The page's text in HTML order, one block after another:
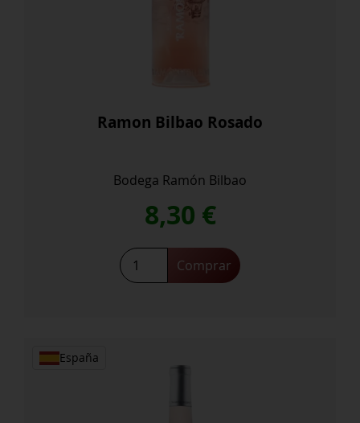
Ramon Bilbao Rosado
Bodega Ramón Bilbao
8,30 €
Comprar
España